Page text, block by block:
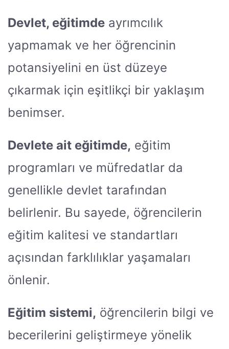
Devlet, eğitimde ayrımcılık
yapmamak ve her öğrencinin
potansiyelini en üst düzeye
çıkarmak için eşitlikçi bir yaklaşım
benimser.
Devlete ait eğitimde, eğitim
programları ve müfredatlar da
genellikle devlet tarafından
belirlenir. Bu sayede, öğrencilerin
eğitim kalitesi ve standartları
açısından farklılıklar yaşamaları
önlenir.
Eğitim sistemi, öğrencilerin bilgi ve
becerilerini geliştirmeye yönelik